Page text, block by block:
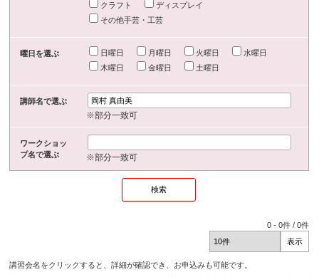
クラフト
ディスプレイ
その他手芸・工芸
曜日を選ぶ 日曜日 月曜日 火曜日
水曜日
木曜日
金曜日 土曜日
講師名で選ぶ
※部分一致可
ワークショッ
プ名で選ぶ
※部分一致可
0 -0件 /0件
講習会名をクリックすると、詳細が確認でき、お申込みも可能です。